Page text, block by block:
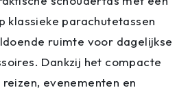
klassieke parachutetassen
ruimte voor dagelijkse
Dankzij het compacte
evenementen en